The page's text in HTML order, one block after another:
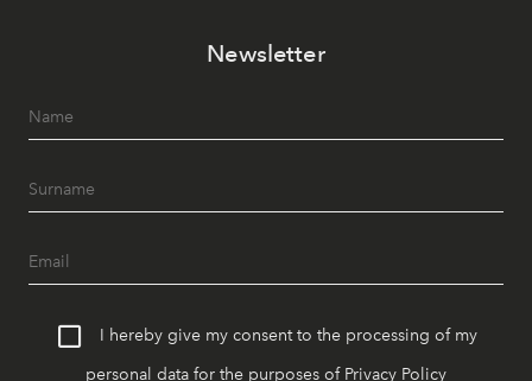
Newsletter
I hereby give my consent to the processing of my
personal data for the purposes of Privacy Policy